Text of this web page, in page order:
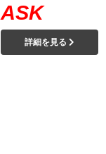
ASK
詳細を見る